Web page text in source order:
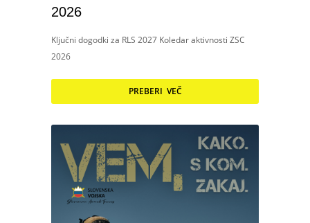
2026
Ključni dogodki za RLS 2027 Koledar aktivnosti ZSC
2026
PREBERI VEČ